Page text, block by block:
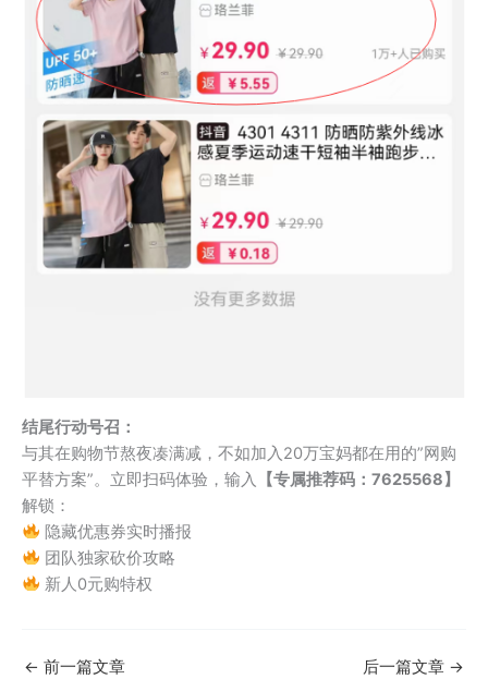
结尾行动号召：
与其在购物节熬夜凑满减，不如加入20万宝妈都在用的”网购
平替方案”。立即扫码体验，输入
【专属推荐码：7625568】
解锁：
隐藏优惠券实时播报
团队独家砍价攻略
新人0元购特权
← 前一篇文章 后一篇文章 →